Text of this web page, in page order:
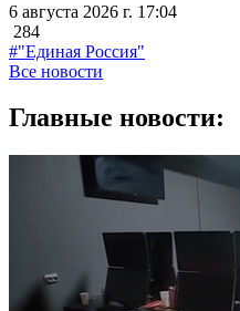
6 августа 2026 г. 17:04
284
#"Единая Россия"
Все новости
Главные новости: